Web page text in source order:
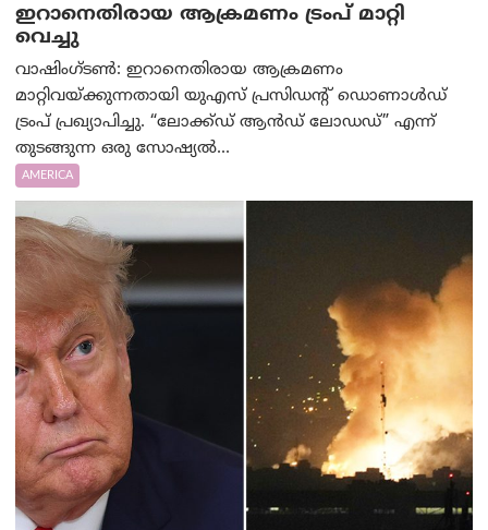
ഇറാനെതിരായ ആക്രമണം ട്രംപ് മാറ്റി
വെച്ചു
വാഷിംഗ്ടണ്‍: ഇറാനെതിരായ ആക്രമണം
മാറ്റിവയ്ക്കുന്നതായി യുഎസ് പ്രസിഡന്റ് ഡൊണാൾഡ്
ട്രംപ് പ്രഖ്യാപിച്ചു. “ലോക്ക്ഡ് ആൻഡ് ലോഡഡ്” എന്ന്
തുടങ്ങുന്ന ഒരു സോഷ്യൽ...
AMERICA